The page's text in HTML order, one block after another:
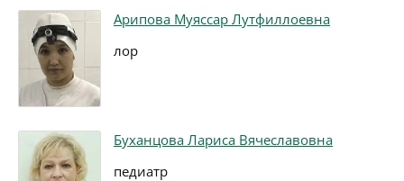
Арипова Муяссар Лутфиллоевна
лор
Буханцова Лариса Вячеславовна
педиатр